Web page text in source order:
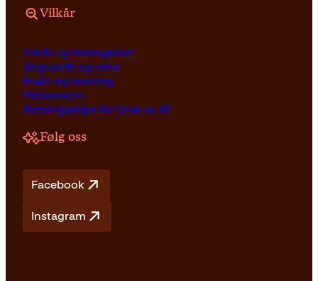
Vilkår
Vilkår og betingelser
Angrerett og retur
Frakt og levering
Personvern
Retningslinjer for bruk av KI
Følg oss
Facebook
Instagram